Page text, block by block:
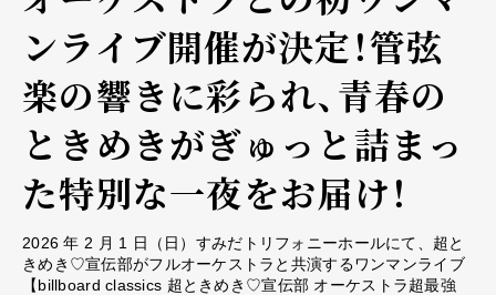
ンライブ開催が決定！管弦
楽の響きに彩られ、青春の
ときめきがぎゅっと詰まっ
た特別な一夜をお届け！
2026 年 2 月 1 日（日）すみだトリフォニーホールにて、超と
きめき♡宣伝部がフルオーケストラと共演するワンマンライブ
【billboard classics 超ときめき♡宣伝部 オーケストラ超最強